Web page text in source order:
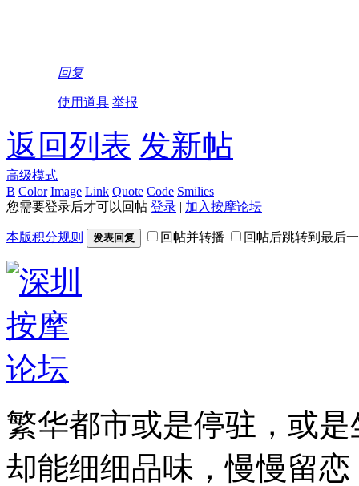
回复
使用道具 举报
返回列表 发新帖
高级模式
B Color Image Link Quote Code Smilies
您需要登录后才可以回帖 登录 | 加入按摩论坛
本版积分规则 发表回复 回帖并转播 回帖后跳转到最后
繁华都市或是停驻，或
却能细细品味，慢慢留